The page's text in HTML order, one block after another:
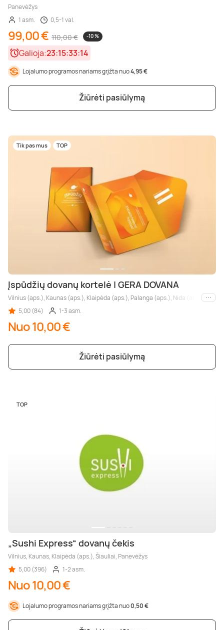
Panevėžys
1 asm.
0,5-1 val.
99,00 € 110,00 € -10 %
Galioja:23:15:33:13
Lojalumo programos nariams grįžta nuo4,95 €
Žiūrėti pasiūlymą
Tik pas mus TOP
Įspūdžių dovanų kortelė | GERA DOVANA
Vilnius (aps.), Kaunas (aps.), Klaipėda (aps.), Palanga (aps.), Nida (aps.), Kiti
5,00 (84)
1-3 asm.
Nuo 10,00 €
Žiūrėti pasiūlymą
TOP
„Sushi Express“ dovanų čekis
Vilnius, Kaunas, Klaipėda (aps.), Šiauliai, Panevėžys
5,00 (396)
1-2 asm.
Nuo 10,00 €
Lojalumo programos nariams grįžta nuo0,50 €